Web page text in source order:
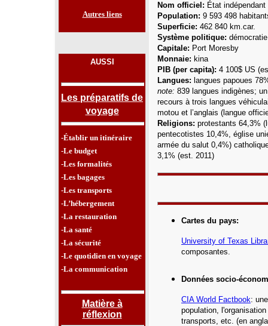
Autres liens
AUSSI
Les préparatifs de
voyage
-Établir un itinéraire
-Le budget
-Les formalités
-Les bagages
-Les transports
-L’hébergement
-La restauration
-La santé
-La sécurité
-Le quotidien en voyage
-La communication
Matière à
réflexion
Nom officiel: État
Population: 9 593 498
Superficie: 462 840 km.car.
Système politique:
Capitale: Port Moresby
Monnaie: kina
PIB (per capita): 4 100$ US
Langues: langues papoues
note: 839 langues indigènes;
recours à trois langues
motou et l’anglais (langue
Religions: protestants 64,3%
pentecotistes 10,4%, église
armée du salut 0,4%)
3,1% (est. 2011)
Cartes du pays:
University of Texas
composantes.
Données socio-
CIA World Factbook:
population,
transports, etc. (en